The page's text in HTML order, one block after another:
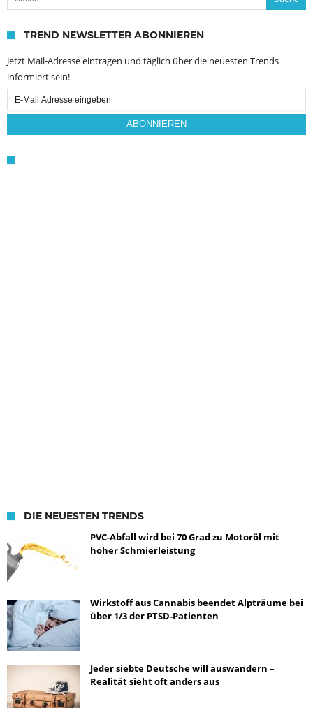
TREND NEWSLETTER ABONNIEREN
Jetzt Mail-Adresse eintragen und täglich über die neuesten Trends
informiert sein!
Email
Subscription
ABONNIEREN
DIE NEUESTEN TRENDS
PVC-Abfall wird bei 70 Grad zu Motoröl mit
hoher Schmierleistung
Wirkstoff aus Cannabis beendet Alpträume bei
über 1/3 der PTSD-Patienten
Jeder siebte Deutsche will auswandern –
Realität sieht oft anders aus